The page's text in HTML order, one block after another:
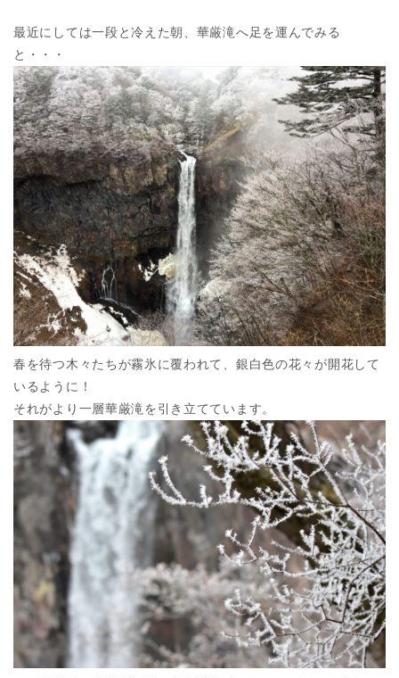
最近にしては一段と冷えた朝、華厳滝へ足を運んでみる
と・・・
春を待つ木々たちが霧氷に覆われて、銀白色の花々が開花して
いるように！
それがより一層華厳滝を引き立てています。